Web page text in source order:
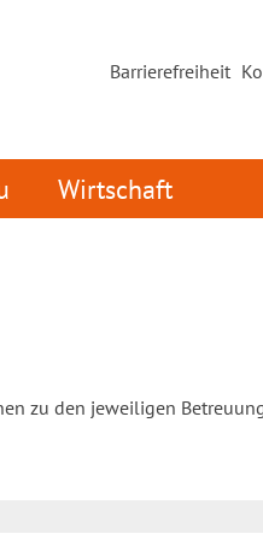
Barrierefreiheit
Wirtschaft
zu den jeweiligen